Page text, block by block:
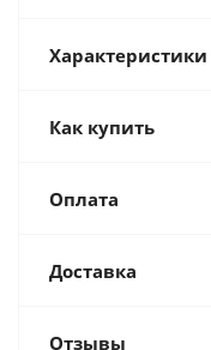
Характеристики
Как купить
Оплата
Доставка
Отзывы